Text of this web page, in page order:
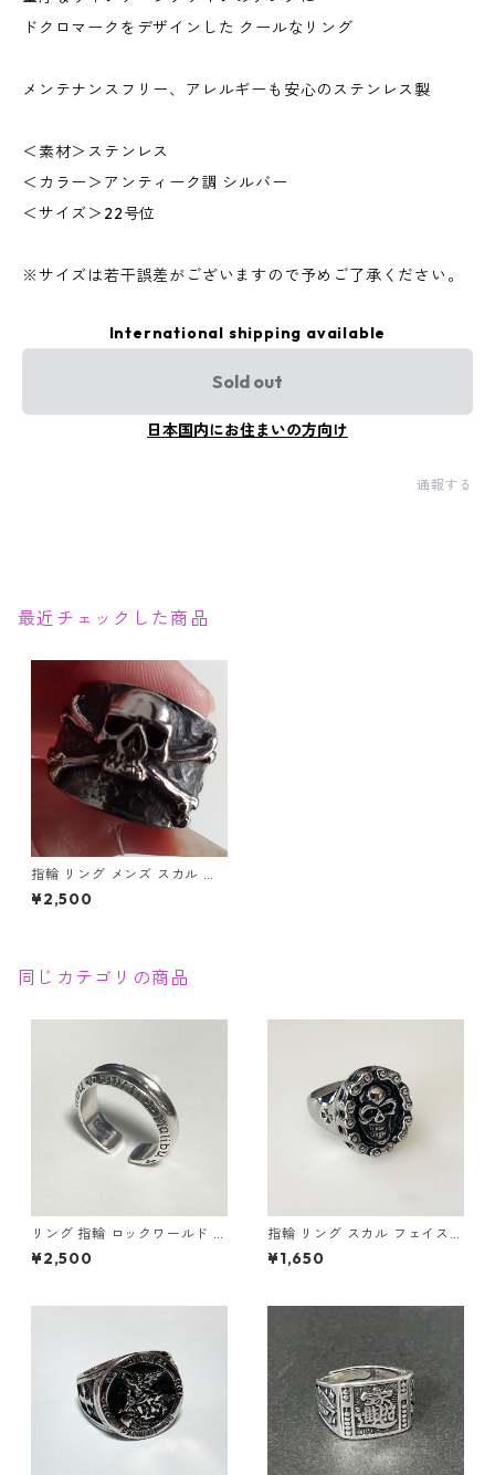
ドクロマークをデザインした クールなリング
メンテナンスフリー、アレルギーも安心のステンレス製
＜素材＞ステンレス
＜カラー＞アンティーク調 シルバー
＜サイズ＞22号位
※サイズは若干誤差がございますので予めご了承ください。
International shipping available
Sold out
日本国内にお住まいの方向け
通報する
最近チェックした商品
指輪 リング メンズ スカル 髑
髏 骸骨 スカルボーン ドクロマ
ーク デス テンプル騎士団 クロ
¥2,500
同じカテゴリの商品
リング 指輪 ロックワールド パ
ンク ロック レタリング 鏡面
ユニセックス
¥2,500
指輪 リング スカル フェイスチ
ェーン ドクロ 髑髏 パンク ロ
ック クロス メンズアクセサリ
¥1,650